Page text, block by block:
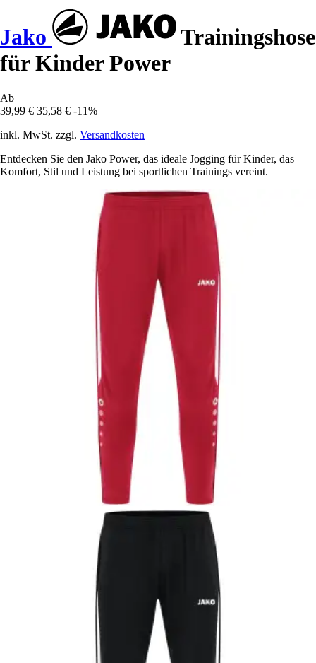
Jako
Trainingshose
für Kinder Power
Ab
39,99 € 35,58 € -11%
inkl. MwSt. zzgl. Versandkosten
Entdecken Sie den Jako Power, das ideale Jogging für Kinder, das
Komfort, Stil und Leistung bei sportlichen Trainings vereint.